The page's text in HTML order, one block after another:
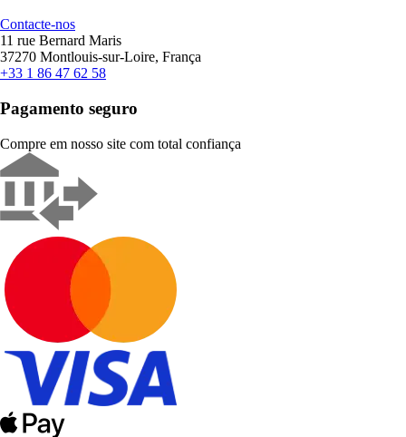
Contacte-nos
11 rue Bernard Maris
37270 Montlouis-sur-Loire, França
+33 1 86 47 62 58
Pagamento seguro
Compre em nosso site com total confiança